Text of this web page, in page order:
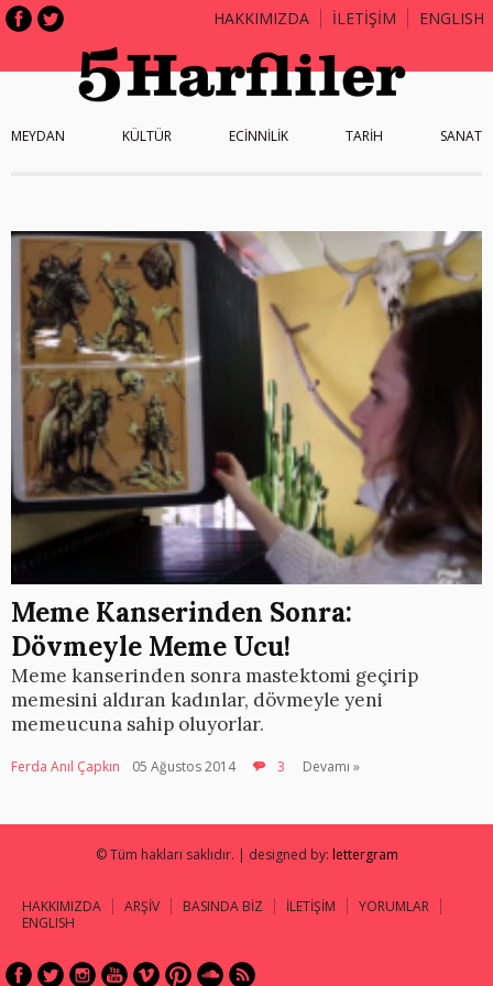
HAKKIMIZDA İLETİŞİM ENGLISH
MEYDAN KÜLTÜR ECİNNİLİK TARİH SANAT
Meme Kanserinden Sonra:
Dövmeyle Meme Ucu!
Meme kanserinden sonra mastektomi geçirip
memesini aldıran kadınlar, dövmeyle yeni
memeucuna sahip oluyorlar.
Ferda Anıl Çapkın 05 Ağustos 2014 3 Devamı »
© Tüm hakları saklıdır. | designed by: lettergram
HAKKIMIZDA ARŞİV BASINDA BİZ İLETİŞİM
YORUMLAR
ENGLISH